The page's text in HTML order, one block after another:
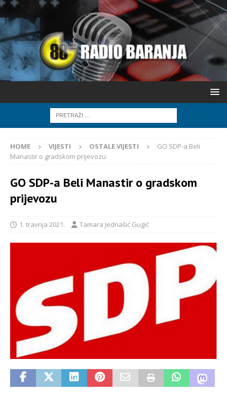
HOME VIJESTI OSTALE VIJESTI
GO SDP-a Beli
Manastir o gradskom prijevozu
GO SDP-a Beli Manastir o gradskom
prijevozu
1. travnja 2021. Tamara Jednašić Gugić